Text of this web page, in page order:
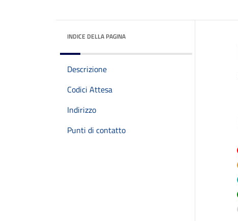
INDICE DELLA PAGINA
Descrizione
Codici Attesa
Indirizzo
Punti di contatto